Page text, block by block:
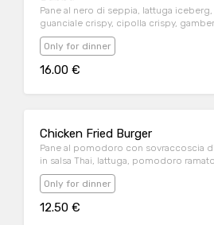
Pane al nero di seppia, lattuga
guanciale crispy, cipolla crispy,
con jalapeño al cheddar
Only for dinner
16.00 €
Chicken Fried Burger
Pane al pomodoro con sovraccoscia
in salsa Thai, lattuga, pomodoro
Only for dinner
12.50 €